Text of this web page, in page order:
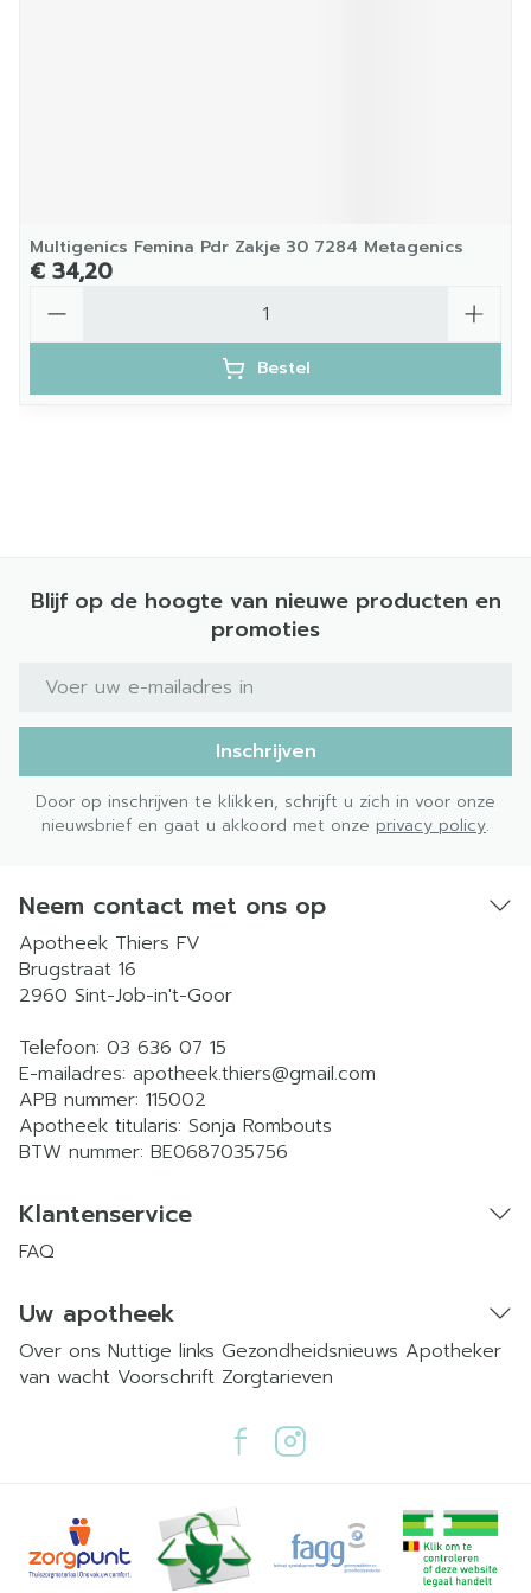
Multigenics Femina Pdr Zakje 30 7284 Metagenics
€ 34,20
Bestel
Blijf op de hoogte van nieuwe producten en
promoties
E-mail adres
Inschrijven
Door op inschrijven te klikken, schrijft u zich in voor onze
nieuwsbrief en gaat u akkoord met onze privacy policy.
Neem contact met ons op
Apotheek Thiers FV
Brugstraat 16
2960 Sint-Job-in't-Goor
Telefoon: 03 636 07 15
E-mailadres: apotheek.thiers@gmail.com
APB nummer: 115002
Apotheek titularis: Sonja Rombouts
BTW nummer: BE0687035756
Klantenservice
FAQ
Uw apotheek
Over ons Nuttige links Gezondheidsnieuws Apotheker
van wacht Voorschrift Zorgtarieven